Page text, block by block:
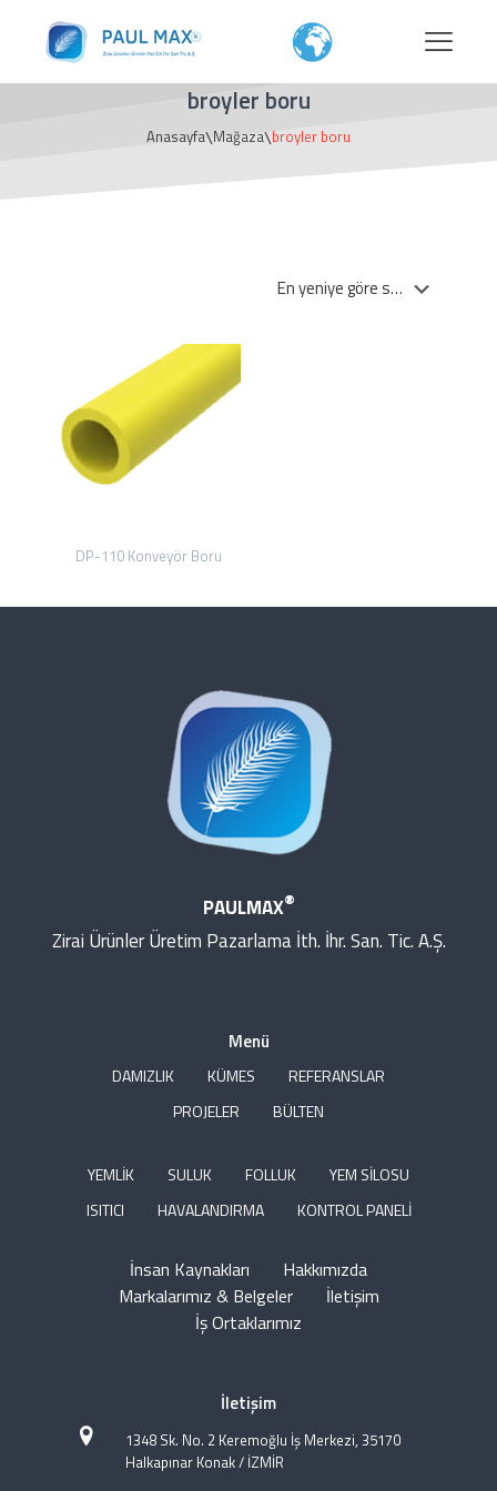
broyler boru
Anasayfa\Mağaza\broyler boru
DP-110 Konveyör Boru
PAULMAX®
Zirai Ürünler Üretim Pazarlama İth. İhr. San. Tic. A.Ş.
Menü
DAMIZLIK KÜMES
REFERANSLAR
PROJELER
BÜLTEN
YEMLİK SULUK FOLLUK
YEM SİLOSU
ISITICI
HAVALANDIRMA KONTROL PANELİ
İnsan Kaynakları
Hakkımızda
Markalarımız & Belgeler
İletişim
İş Ortaklarımız
İletişim
1348 Sk. No. 2 Keremoğlu İş Merkezi, 35170
Halkapınar Konak / İZMİR